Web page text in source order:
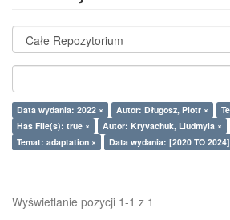
Data wydania: 2022 × Autor: Długosz, Piotr ×
Has File(s): true ×
Autor: Kryvachuk, Liudmyla ×
Temat: adaptation ×
Data wydania: [2020 TO
Wyświetlanie pozycji 1-1 z 1